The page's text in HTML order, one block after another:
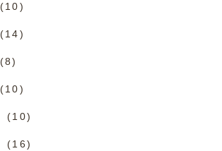
(10)
(14)
(8)
(10)
(10)
(16)